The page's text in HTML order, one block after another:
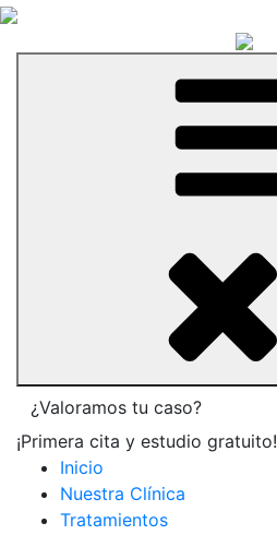
¿Valoramos tu caso?
¡Primera cita y estudio gratuito!
Inicio
Nuestra Clínica
Tratamientos